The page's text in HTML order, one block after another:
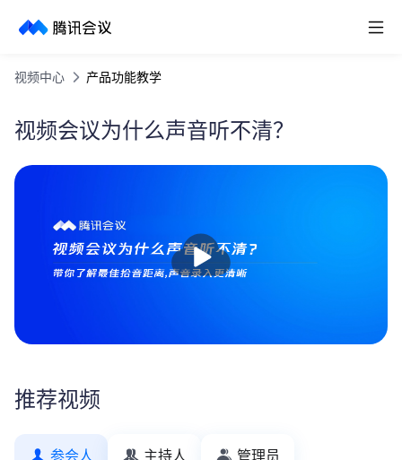
取消
历史搜索
视频中心 产品功能教学
视频会议为什么声音听不清？
放
推荐视频
参会人 主持人 管理员